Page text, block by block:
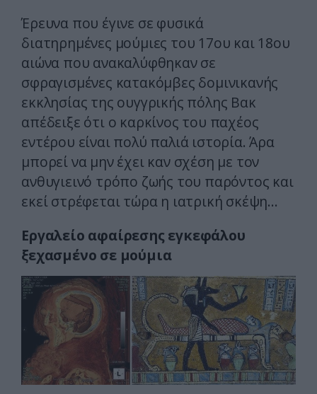
Έρευνα που έγινε σε φυσικά
διατηρημένες μούμιες του 17ου και 18ου
αιώνα που ανακαλύφθηκαν σε
σφραγισμένες κατακόμβες δομινικανής
εκκλησίας της ουγγρικής πόλης Βακ
απέδειξε ότι ο καρκίνος του παχέος
εντέρου είναι πολύ παλιά ιστορία. Άρα
μπορεί να μην έχει καν σχέση με τον
ανθυγιεινό τρόπο ζωής του παρόντος και
εκεί στρέφεται τώρα η ιατρική σκέψη…
Εργαλείο αφαίρεσης εγκεφάλου
ξεχασμένο σε μούμια